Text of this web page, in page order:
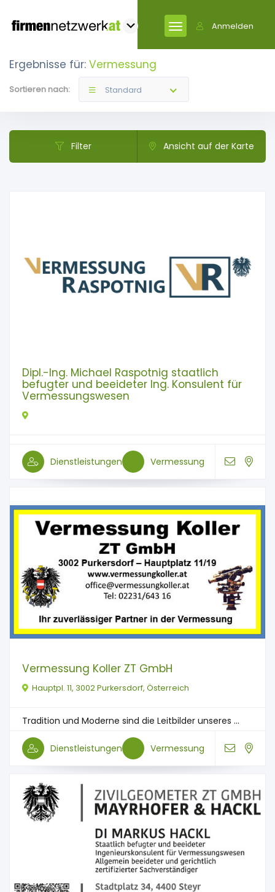
Anmelden
Ergebnisse für: Vermessung
Sortieren nach: Standard
Filter Ansicht auf der Karte
Dipl.-Ing. Michael Raspotnig staatlich
befugter und beeideter Ing. Konsulent für
Vermessungswesen
Dienstleistungen Vermessung
Vermessung Koller ZT GmbH
Hauptpl. 11, 3002 Purkersdorf, Österreich
Tradition und Moderne sind die Leitbilder unseres ...
Dienstleistungen Vermessung